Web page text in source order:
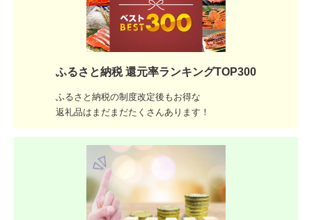
ふるさと納税 還元率ランキングTOP300
ふるさと納税の制度改定後もお得な
返礼品はまだまだたくさんあります！